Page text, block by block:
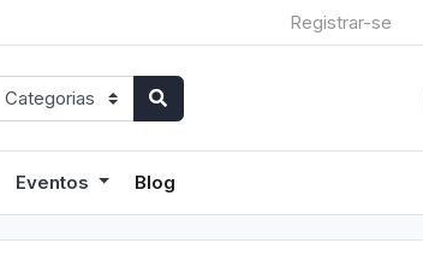
Registrar-se
Eventos Blog